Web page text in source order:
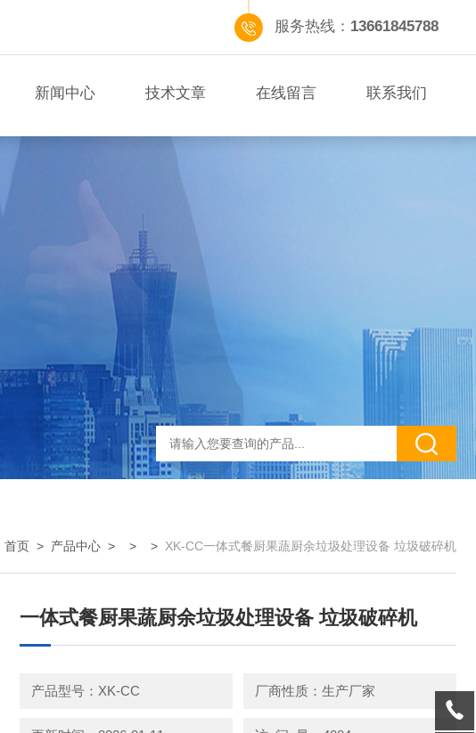
服务热线： 13661845788
新闻中心 技术文章 在线留言 联系我们
首页 > 产品中心 > > > XK-CC一体式餐厨果蔬厨余垃圾处理设备 垃圾破碎机
一体式餐厨果蔬厨余垃圾处理设备 垃圾破碎机
产品型号：XK-CC 厂商性质：生产厂家